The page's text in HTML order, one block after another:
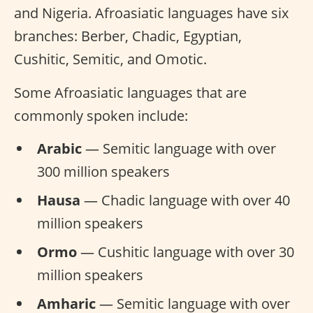
and Nigeria. Afroasiatic languages have six
branches: Berber, Chadic, Egyptian,
Cushitic, Semitic, and Omotic.
Some Afroasiatic languages that are
commonly spoken include:
Arabic— Semitic language with over
300 million speakers
Hausa — Chadic language with over 40
million speakers
Ormo— Cushitic language with over 30
million speakers
Amharic— Semitic language with over